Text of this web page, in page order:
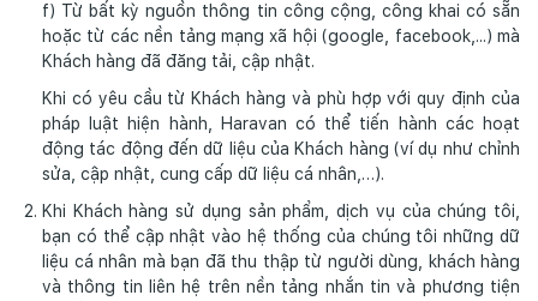
f) Từ bất kỳ nguồn thông tin công cộng, công khai có sẵn
hoặc từ các nền tảng mạng xã hội (google, facebook,...) mà
Khách hàng đã đăng tải, cập nhật.
Khi có yêu cầu từ Khách hàng và phù hợp với quy định của
pháp luật hiện hành, Haravan có thể tiến hành các hoạt
động tác động đến dữ liệu của Khách hàng (ví dụ như chỉnh
sửa, cập nhật, cung cấp dữ liệu cá nhân,…).
Khi Khách hàng sử dụng sản phẩm, dịch vụ của chúng tôi,
bạn có thể cập nhật vào hệ thống của chúng tôi những dữ
liệu cá nhân mà bạn đã thu thập từ người dùng, khách hàng
và thông tin liên hệ trên nền tảng nhắn tin và phương tiện